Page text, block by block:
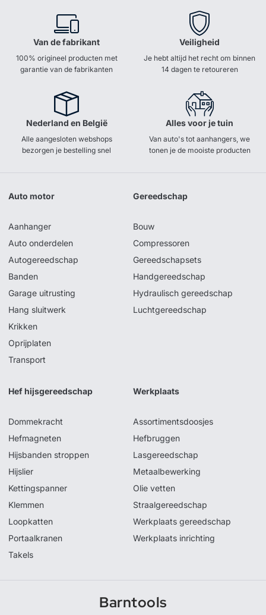
Van de fabrikant
100% origineel producten met
garantie van de fabrikanten
Veiligheid
Je hebt altijd het recht om binnen
14 dagen te retoureren
Nederland en België
Alle aangesloten webshops
bezorgen je bestelling snel
Alles voor je tuin
Van auto's tot aanhangers, we
tonen je de mooiste producten
Auto motor
Aanhanger
Auto onderdelen
Autogereedschap
Banden
Garage uitrusting
Hang sluitwerk
Krikken
Oprijplaten
Transport
Gereedschap
Bouw
Compressoren
Gereedschapsets
Handgereedschap
Hydraulisch gereedschap
Luchtgereedschap
Hef hijsgereedschap
Dommekracht
Hefmagneten
Hijsbanden stroppen
Hijslier
Kettingspanner
Klemmen
Loopkatten
Portaalkranen
Takels
Werkplaats
Assortimentsdoosjes
Hefbruggen
Lasgereedschap
Metaalbewerking
Olie vetten
Straalgereedschap
Werkplaats gereedschap
Werkplaats inrichting
Barntools